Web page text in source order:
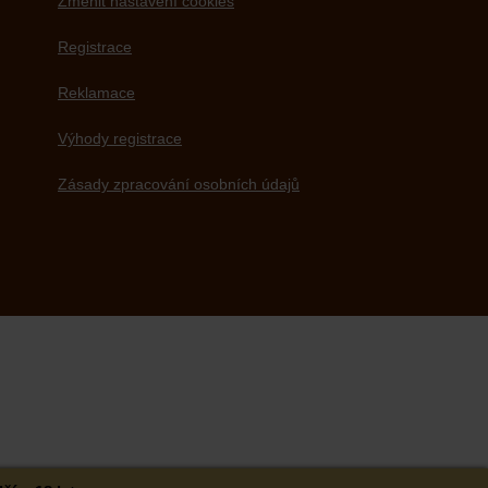
Registrace
Reklamace
Výhody registrace
Zásady zpracování osobních údajů